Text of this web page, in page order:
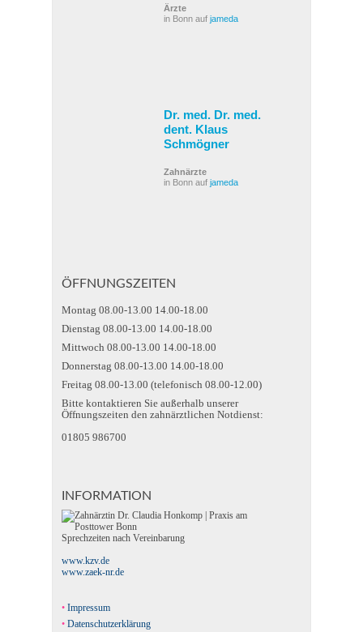
Ärzte
in Bonn auf jameda
Dr. med. Dr. med.
dent. Klaus
Schmögner
Zahnärzte
in Bonn auf jameda
ÖFFNUNGSZEITEN
Montag 08.00-13.00 14.00-18.00
Dienstag 08.00-13.00 14.00-18.00
Mittwoch 08.00-13.00 14.00-18.00
Donnerstag 08.00-13.00 14.00-18.00
Freitag 08.00-13.00 (telefonisch 08.00-12.00)
Bitte kontaktieren Sie außerhalb unserer
Öffnungszeiten den zahnärztlichen Notdienst:
01805 986700
INFORMATION
Sprechzeiten nach Vereinbarung
www.kzv.de
www.zaek-nr.de
Impressum
Datenschutzerklärung